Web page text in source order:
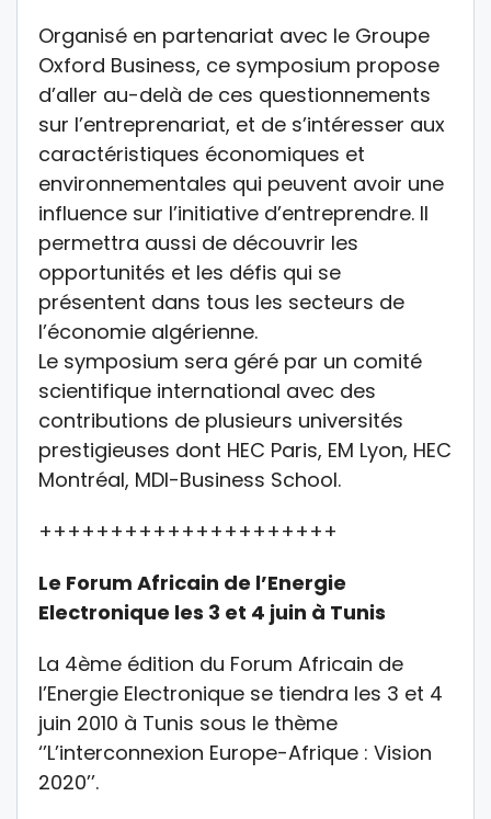
Organisé en partenariat avec le Groupe
Oxford Business, ce symposium propose
d’aller au-delà de ces questionnements
sur l’entreprenariat, et de s’intéresser aux
caractéristiques économiques et
environnementales qui peuvent avoir une
influence sur l’initiative d’entreprendre. Il
permettra aussi de découvrir les
opportunités et les défis qui se
présentent dans tous les secteurs de
l’économie algérienne.
Le symposium sera géré par un comité
scientifique international avec des
contributions de plusieurs universités
prestigieuses dont HEC Paris, EM Lyon, HEC
Montréal, MDI-Business School.
+++++++++++++++++++++
Le Forum Africain de l’Energie
Electronique les 3 et 4 juin à Tunis
La 4ème édition du Forum Africain de
l’Energie Electronique se tiendra les 3 et 4
juin 2010 à Tunis sous le thème
‘’L’interconnexion Europe-Afrique : Vision
2020’’.